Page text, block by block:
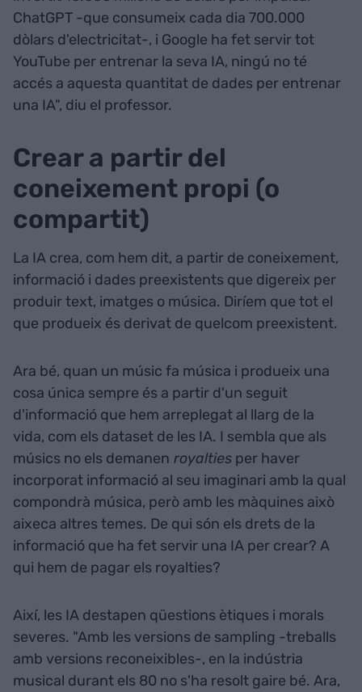
ChatGPT -que consumeix cada dia 700.000
dòlars d'electricitat-, i Google ha fet servir tot
YouTube per entrenar la seva IA, ningú no té
accés a aquesta quantitat de dades per entrenar
una IA", diu el professor.
Crear a partir del
coneixement propi (o
compartit)
La IA crea, com hem dit, a partir de coneixement,
informació i dades preexistents que digereix per
produir text, imatges o música. Diríem que tot el
que produeix és derivat de quelcom preexistent.
Ara bé, quan un músic fa música i produeix una
cosa única sempre és a partir d'un seguit
d'informació que hem arreplegat al llarg de la
vida, com els dataset de les IA. I sembla que als
músics no els demanen royalties per haver
incorporat informació al seu imaginari amb la qual
compondrà música, però amb les màquines això
aixeca altres temes. De qui són els drets de la
informació que ha fet servir una IA per crear? A
qui hem de pagar els royalties?
Així, les IA destapen qüestions ètiques i morals
severes. "Amb les versions de sampling -treballs
amb versions reconeixibles-, en la indústria
musical durant els 80 no s'ha resolt gaire bé. Ara,